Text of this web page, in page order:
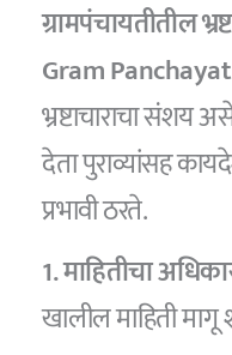
ग्रामपंचायतीतील
Gram
भ्रष्टाचाराचा संशय
देता पुराव्यांसह
प्रभावी ठरते.
1. माहितीचा
खालील माहिती